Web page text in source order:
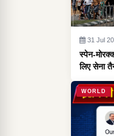
31 Jul
स्पेन-
लिए सेना
WORLD